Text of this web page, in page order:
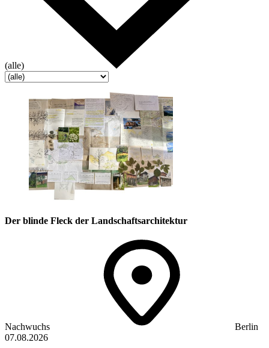
(alle)
Der blinde Fleck der Landschaftsarchitektur
Nachwuchs
Berlin
07.08.2026